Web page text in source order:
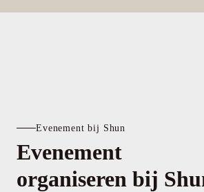
Evenement bij Shun
Evenement
organiseren bij